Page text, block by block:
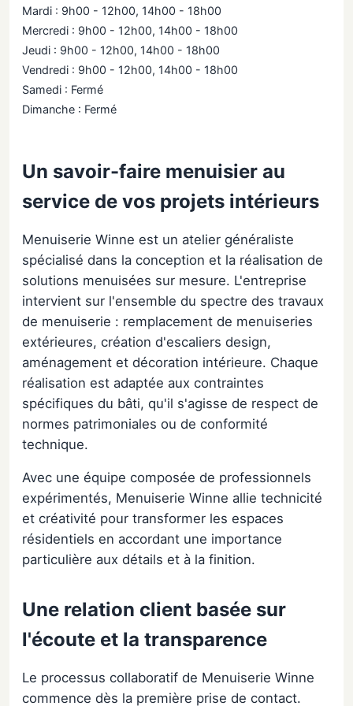
Mardi : 9h00 - 12h00, 14h00 - 18h00
Mercredi : 9h00 - 12h00, 14h00 - 18h00
Jeudi : 9h00 - 12h00, 14h00 - 18h00
Vendredi : 9h00 - 12h00, 14h00 - 18h00
Samedi : Fermé
Dimanche : Fermé
Un savoir-faire menuisier au
service de vos projets intérieurs
Menuiserie Winne est un atelier généraliste
spécialisé dans la conception et la réalisation de
solutions menuisées sur mesure. L'entreprise
intervient sur l'ensemble du spectre des travaux
de menuiserie : remplacement de menuiseries
extérieures, création d'escaliers design,
aménagement et décoration intérieure. Chaque
réalisation est adaptée aux contraintes
spécifiques du bâti, qu'il s'agisse de respect de
normes patrimoniales ou de conformité
technique.
Avec une équipe composée de professionnels
expérimentés, Menuiserie Winne allie technicité
et créativité pour transformer les espaces
résidentiels en accordant une importance
particulière aux détails et à la finition.
Une relation client basée sur
l'écoute et la transparence
Le processus collaboratif de Menuiserie Winne
commence dès la première prise de contact.